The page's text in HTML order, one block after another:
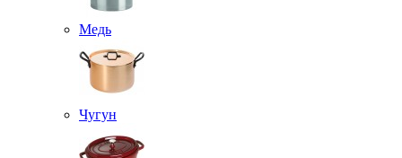
Медь
Чугун